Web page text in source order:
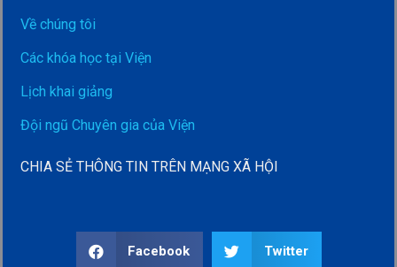
Về chúng tôi
Các khóa học tại Viện
Lịch khai giảng
Đội ngũ Chuyên gia của Viện
CHIA SẺ THÔNG TIN TRÊN MẠNG XÃ HỘI
Facebook Twitter